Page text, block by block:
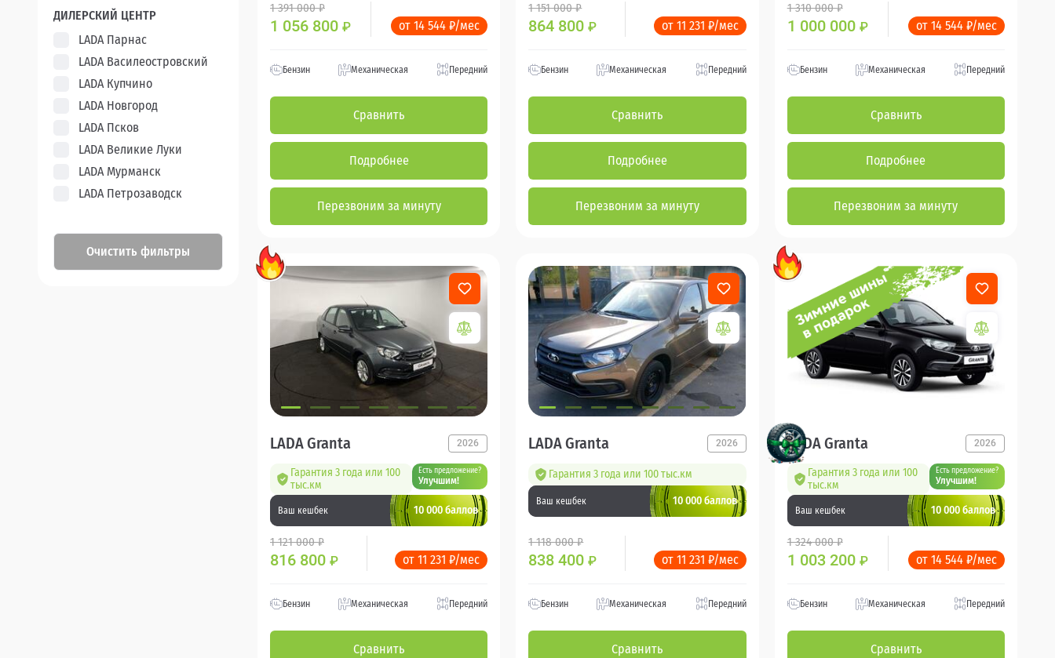
ДИЛЕРСКИЙ ЦЕНТР
LADA Парнас
LADA Василеостровский
LADA Купчино
LADA Новгород
LADA Псков
LADA Великие Луки
LADA Мурманск
LADA Петрозаводск
Очистить фильтры
1 391 000 ₽
1 056 800 ₽ от 14 544 ₽/мес
Бензин Механическая Передний
Сравнить
Подробнее
Перезвоним за минуту
1 151 000 ₽
864 800₽ от 11 231 ₽/мес
Бензин Механическая Передний
Сравнить
Подробнее
Перезвоним за минуту
1 310 000 ₽
1 000 000 ₽ от 14 544 ₽/мес
Бензин Механическая Передний
Сравнить
Подробнее
Перезвоним за минуту
LADA Granta 2026
Гарантия 3 года или 100
тыс.км
Есть предложение?
Улучшим!
Ваш кешбек 10 000 баллов
1 121 000 ₽
816 800 ₽ от 11 231 ₽/мес
Бензин Механическая Передний
Сравнить
LADA Granta 2026
Гарантия 3 года или 100 тыс.км
Ваш кешбек 10 000 баллов
1 118 000 ₽
838 400₽ от 11 231 ₽/мес
Бензин Механическая Передний
Сравнить
LADA Granta 2026
Гарантия 3 года или 100
тыс.км
Есть предложение?
Улучшим!
Ваш кешбек 10 000 баллов
1 324 000 ₽
1 003 200 ₽ от 14 544 ₽/мес
Бензин Механическая Передний
Сравнить